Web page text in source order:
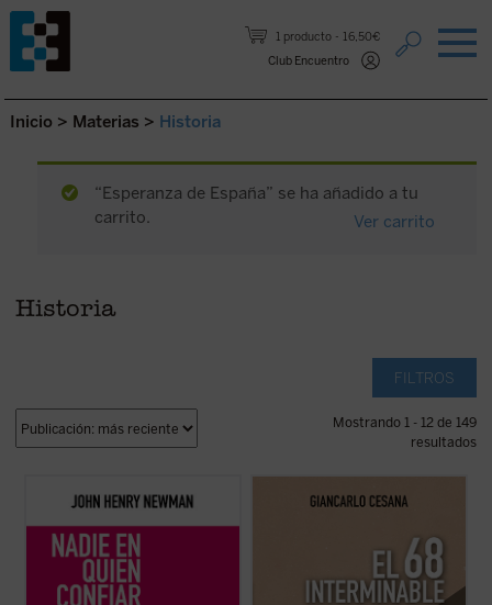
1 producto
16,50€
Club Encuentro
Saltar al contenido.
Inicio > Materias > Historia
“Esperanza de España” se ha añadido a tu
carrito.
Ver carrito
Historia
FILTROS
Mostrando 1 - 12 de 149
resultados
Este libro recupera el memorando
definitivo redactado por Newman en 1873
lamentable fracaso. El autor desgrana sus
constantes desencuentros con el
arzobispo Paul Cullen y la jerarquía
(ver ficha)
«68 interminable»: a partir de su
acontecimientos de 1968 y la ruptura con
la tradición, considerando también sus
consecuencias sociales, políticas y
(ver ficha)